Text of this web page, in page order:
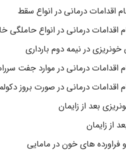
درمانی در انواع سقط
درمانی در انواع حاملگی
در نیمه دوم بارداری
درمانی در موارد جفت
درمانی در صورت بروز
بعد از زایمان
از زایمان
فراورده های خون در مامایی